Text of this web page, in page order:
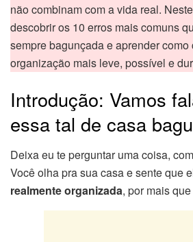
não combinam com a vida real.
descobrir os 10 erros mais comuns
sempre bagunçada e aprender
organização mais leve, possível e
Introdução: Vamos
essa tal de casa
Deixa eu te perguntar uma coisa,
Você olha pra sua casa e sente que
realmente organizada, por mais